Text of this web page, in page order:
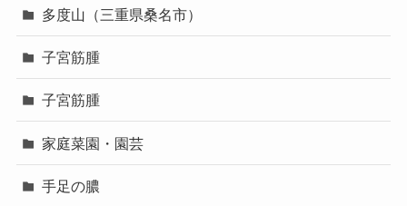
多度山（三重県桑名市）
子宮筋腫
子宮筋腫
家庭菜園・園芸
手足の膿